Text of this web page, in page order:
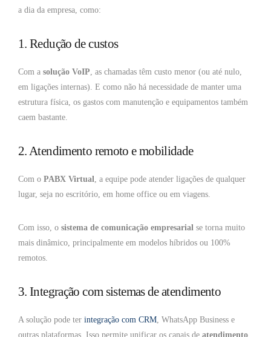
a dia da empresa, como:
1. Redução de custos
Com a solução VoIP , as chamadas têm custo menor (ou até nulo,
em ligações internas). E como não há necessidade de manter uma
estrutura física, os gastos com manutenção e equipamentos também
caem bastante.
2. Atendimento remoto e mobilidade
Com o PABX Virtual , a equipe pode atender ligações de qualquer
lugar, seja no escritório, em home office ou em viagens.
Com isso, o sistema de comunicação empresarial se torna muito
mais dinâmico, principalmente em modelos híbridos ou 100%
remotos.
3. Integração com sistemas de atendimento
A solução pode ter integração com CRM , WhatsApp Business e
outras plataformas. Isso permite unificar os canais de atendimento